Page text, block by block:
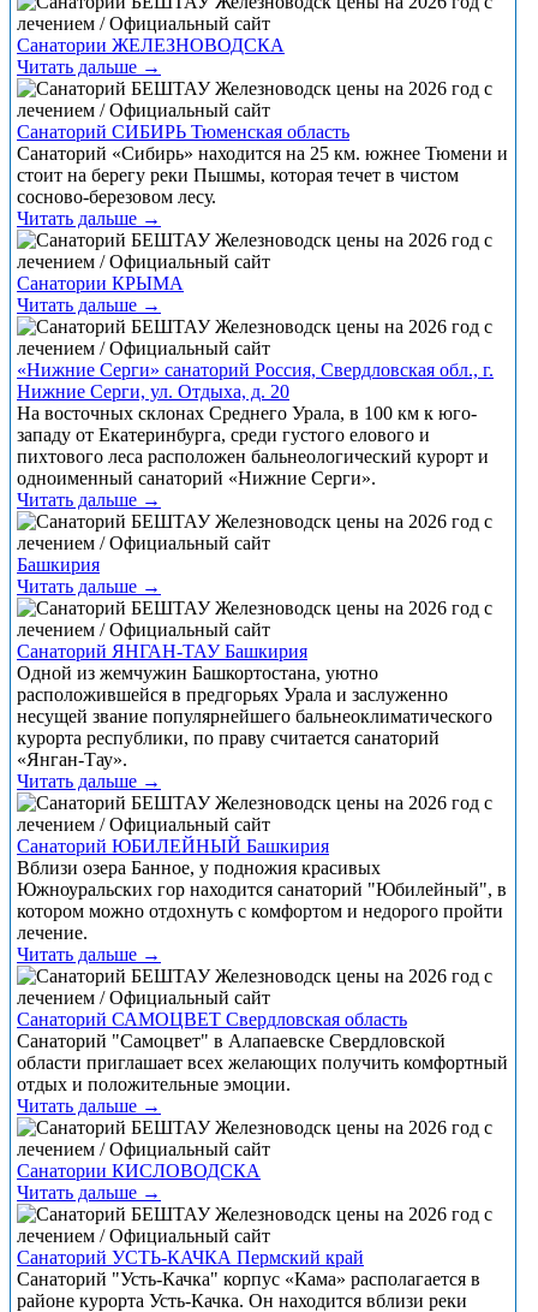
Санатории ЖЕЛЕЗНОВОДСКА
Читать дальше →
Санаторий СИБИРЬ Тюменская область
Санаторий «Сибирь» находится на 25 км. южнее Тюмени и
стоит на берегу реки Пышмы, которая течет в чистом
сосново-березовом лесу.
Читать дальше →
Санатории КРЫМА
Читать дальше →
«Нижние Серги» санаторий Россия, Свердловская обл., г.
Нижние Серги, ул. Отдыха, д. 20
На восточных склонах Среднего Урала, в 100 км к юго-
западу от Екатеринбурга, среди густого елового и
пихтового леса расположен бальнеологический курорт и
одноименный санаторий «Нижние Серги».
Читать дальше →
Башкирия
Читать дальше →
Санаторий ЯНГАН-ТАУ Башкирия
Одной из жемчужин Башкортостана, уютно
расположившейся в предгорьях Урала и заслуженно
несущей звание популярнейшего бальнеоклиматического
курорта республики, по праву считается санаторий
«Янган-Тау».
Читать дальше →
Санаторий ЮБИЛЕЙНЫЙ Башкирия
Вблизи озера Банное, у подножия красивых
Южноуральских гор находится санаторий "Юбилейный", в
котором можно отдохнуть с комфортом и недорого пройти
лечение.
Читать дальше →
Санаторий САМОЦВЕТ Свердловская область
Санаторий "Самоцвет" в Алапаевске Свердловской
области приглашает всех желающих получить комфортный
отдых и положительные эмоции.
Читать дальше →
Санатории КИСЛОВОДСКА
Читать дальше →
Санаторий УСТЬ-КАЧКА Пермский край
Санаторий "Усть-Качка" корпус «Кама» располагается в
районе курорта Усть-Качка. Он находится вблизи реки